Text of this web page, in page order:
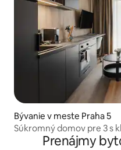
Bývanie v meste Praha 5
Súkromný domov pre 3 s
balkónom! Novinka
Prenájmy